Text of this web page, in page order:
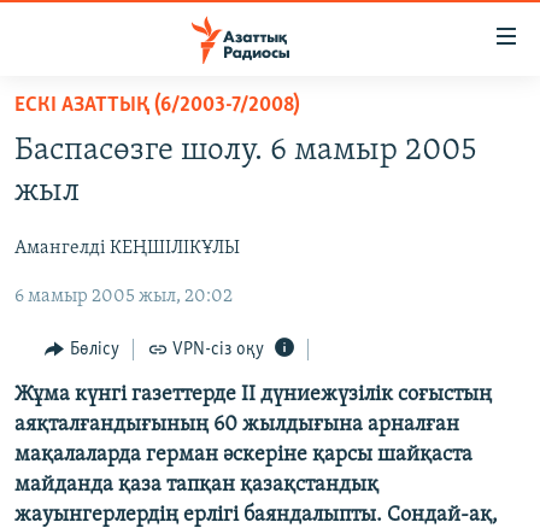
Skip
main
content
to
Navigation
Search
ҚАҢТАР ОҚИҒАСЫ
АДАМ ҚҰҚЫҚТАРЫ
ӘЛЕУМЕТ
ӘЛЕМ
АРНАЙЫ ЖОБАЛАР
Русский
ЕСКІ АЗАТТЫҚ (6/2003-7/2008)
Баспасөзге шолу. 6 мамыр 2005
жыл
Амангелді КЕҢШІЛІКҰЛЫ
6 мамыр 2005 жыл, 20:02
Бөлісу VPN-сіз оқу
Жұма күнгі газеттерде ІІ дүниежүзілік соғыстың
аяқталғандығының 60 жылдығына арналған
мақалаларда герман әскеріне қарсы шайқаста
майданда қаза тапқан қазақстандық
жауынгерлердің ерлігі баяндалыпты. Сондай-ақ,